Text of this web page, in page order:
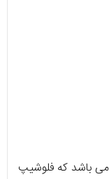
باشد که فلوشیپ